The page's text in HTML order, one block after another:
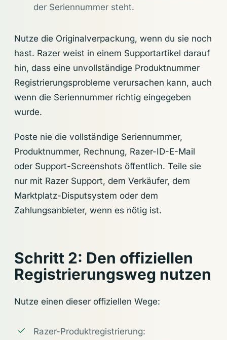
der Seriennummer steht.
Nutze die Originalverpackung, wenn du sie noch
hast. Razer weist in einem Supportartikel darauf
hin, dass eine unvollständige Produktnummer
Registrierungsprobleme verursachen kann, auch
wenn die Seriennummer richtig eingegeben
wurde.
Poste nie die vollständige Seriennummer,
Produktnummer, Rechnung, Razer-ID-E-Mail
oder Support-Screenshots öffentlich. Teile sie
nur mit Razer Support, dem Verkäufer, dem
Marktplatz-Disputsystem oder dem
Zahlungsanbieter, wenn es nötig ist.
Schritt 2: Den offiziellen
Registrierungsweg nutzen
Nutze einen dieser offiziellen Wege:
Razer-Produktregistrierung: